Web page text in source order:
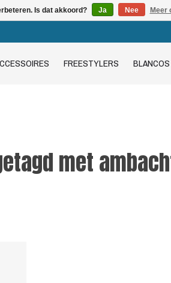
FREESTYLERS BLANCOS
met
Is dat akkoord? Ja Nee Meer